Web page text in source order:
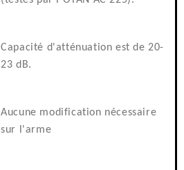
Capacité d'atténuation est de 20-
23 dB.
Aucune modification nécessaire
sur l'arme